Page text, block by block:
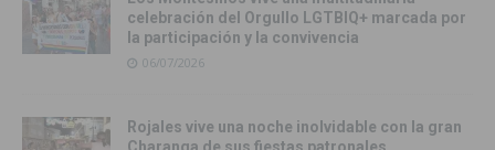
celebración del Orgullo LGTBIQ+ marcada por
la participación y la convivencia
06/07/2026
Rojales vive una noche inolvidable con la gran